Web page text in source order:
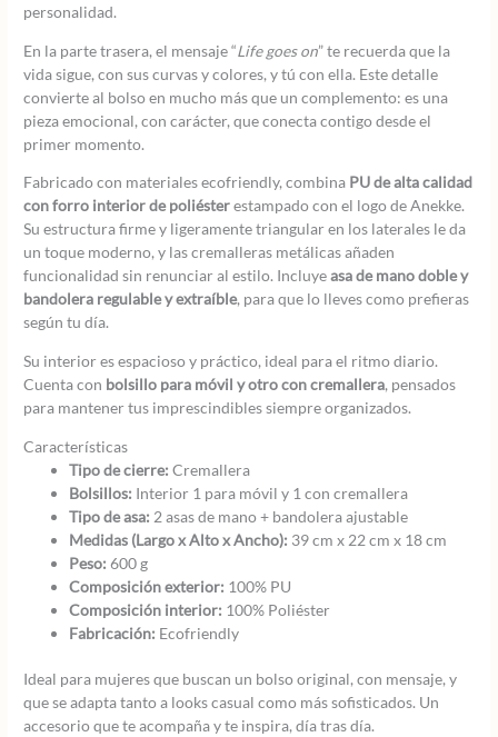
personalidad.
En la parte trasera, el mensaje “Life goes on” te recuerda que la
vida sigue, con sus curvas y colores, y tú con ella. Este detalle
convierte al bolso en mucho más que un complemento: es una
pieza emocional, con carácter, que conecta contigo desde el
primer momento.
Fabricado con materiales ecofriendly, combina PU de alta calidad
con forro interior de poliésterestampado con el logo de Anekke.
Su estructura firme y ligeramente triangular en los laterales le da
un toque moderno, y las cremalleras metálicas añaden
funcionalidad sin renunciar al estilo. Incluyeasa de mano doble y
bandolera regulable y extraíble, para que lo lleves como prefieras
según tu día.
Su interior es espacioso y práctico, ideal para el ritmo diario.
Cuenta con bolsillo para móvil y otro con cremallera, pensados
para mantener tus imprescindibles siempre organizados.
Características
Tipo de cierre: Cremallera
Bolsillos: Interior 1 para móvil y 1 con cremallera
Tipo de asa: 2 asas de mano + bandolera ajustable
Medidas (Largo x Alto x Ancho): 39 cm x 22 cm x 18 cm
Peso: 600 g
Composición exterior: 100% PU
Composición interior: 100% Poliéster
Fabricación: Ecofriendly
Ideal para mujeres que buscan un bolso original, con mensaje, y
que se adapta tanto a looks casual como más sofisticados. Un
accesorio que te acompaña y te inspira, día tras día.